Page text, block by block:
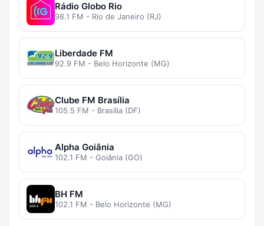
Rádio Globo Rio
98.1 FM - Rio de Janeiro (RJ)
Liberdade FM
92.9 FM - Belo Horizonte (MG)
Clube FM Brasília
105.5 FM - Brasília (DF)
Alpha Goiânia
102.1 FM - Goiânia (GO)
BH FM
102.1 FM - Belo Horizonte (MG)